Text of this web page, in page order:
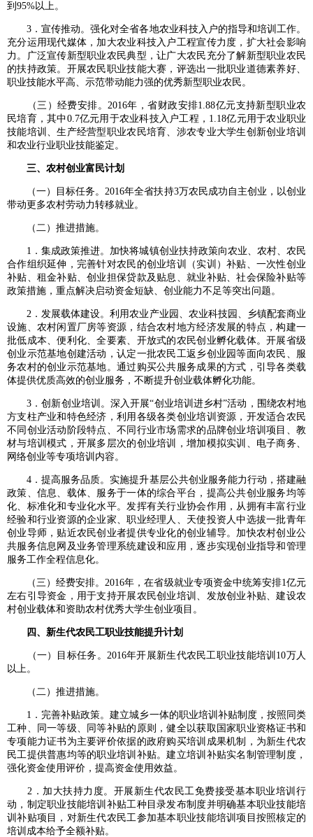
到95%以上。
3．宣传推动。强化对全省各地农业科技入户的指导和培训工作。
充分运用现代媒体，加大农业科技入户工程宣传力度，扩大社会影响
力。广泛宣传新型职业农民典型，让广大农民充分了解新型职业农民
的扶持政策。开展农民职业技能大赛，评选出一批职业道德素养好、
职业技能水平高、示范带动能力强的优秀新型职业农民。
（三）经费安排。2016年，省财政安排1.88亿元支持新型职业农
民培育，其中0.7亿元用于农业科技入户工程，1.18亿元用于农业职业
技能培训、生产经营型职业农民培育、涉农专业大学生创新创业培训
和农业行业职业技能鉴定。
三、农村创业富民计划
（一）目标任务。2016年全省扶持3万农民成功自主创业，以创业
带动更多农村劳动力转移就业。
（二）推进措施。
1．集成政策推进。加快将城镇创业扶持政策向农业、农村、农民
合作组织延伸，完善针对农民的创业培训（实训）补贴、一次性创业
补贴、租金补贴、创业担保贷款及贴息、就业补贴、社会保险补贴等
政策措施，重点解决启动资金短缺、创业能力不足等突出问题。
2．发展载体建设。利用农业产业园、农业科技园、乡镇配套商业
设施、农村闲置厂房等资源，结合农村地方经济发展的特点，构建一
批低成本、便利化、全要素、开放式的农民创业孵化载体。开展省级
创业示范基地创建活动，认定一批农民工返乡创业园等面向农民、服
务农村的创业示范基地。通过购买公共服务成果的方式，引导各类载
体提供优质高效的创业服务，不断提升创业载体孵化功能。
3．创新创业培训。深入开展“创业培训进乡村”活动，围绕农村地
方支柱产业和特色经济，利用各级各类创业培训资源，开发适合农民
不同创业活动阶段特点、不同行业市场需求的品牌创业培训项目、教
材与培训模式，开展多层次的创业培训，增加模拟实训、电子商务、
网络创业等专项培训内容。
4．提高服务品质。实施提升基层公共创业服务能力行动，搭建融
政策、信息、载体、服务于一体的综合平台，提高公共创业服务均等
化、标准化和专业化水平。发挥有关行业协会作用，从拥有丰富行业
经验和行业资源的企业家、职业经理人、天使投资人中选拔一批青年
创业导师，贴近农民创业者提供专业化的创业辅导。加快农村创业公
共服务信息网及业务管理系统建设和应用，逐步实现创业指导和管理
服务工作全程信息化。
（三）经费安排。2016年，在省级就业专项资金中统筹安排1亿元
左右引导资金，用于支持开展农民创业培训、发放创业补贴、建设农
村创业载体和资助农村优秀大学生创业项目。
四、新生代农民工职业技能提升计划
（一）目标任务。2016年开展新生代农民工职业技能培训10万人
以上。
（二）推进措施。
1．完善补贴政策。建立城乡一体的职业培训补贴制度，按照同类
工种、同一等级、同等补贴的原则，健全以获取国家职业资格证书和
专项能力证书为主要评价依据的政府购买培训成果机制，为新生代农
民工提供普惠均等的职业培训补贴。建立培训补贴实名制管理制度，
强化资金使用评价，提高资金使用效益。
2．加大扶持力度。开展新生代农民工免费接受基本职业培训行
动，制定职业技能培训补贴工种目录发布制度并明确基本职业技能培
训补贴项目，对新生代农民工参加基本职业技能培训项目按照核定的
培训成本给予全额补贴。